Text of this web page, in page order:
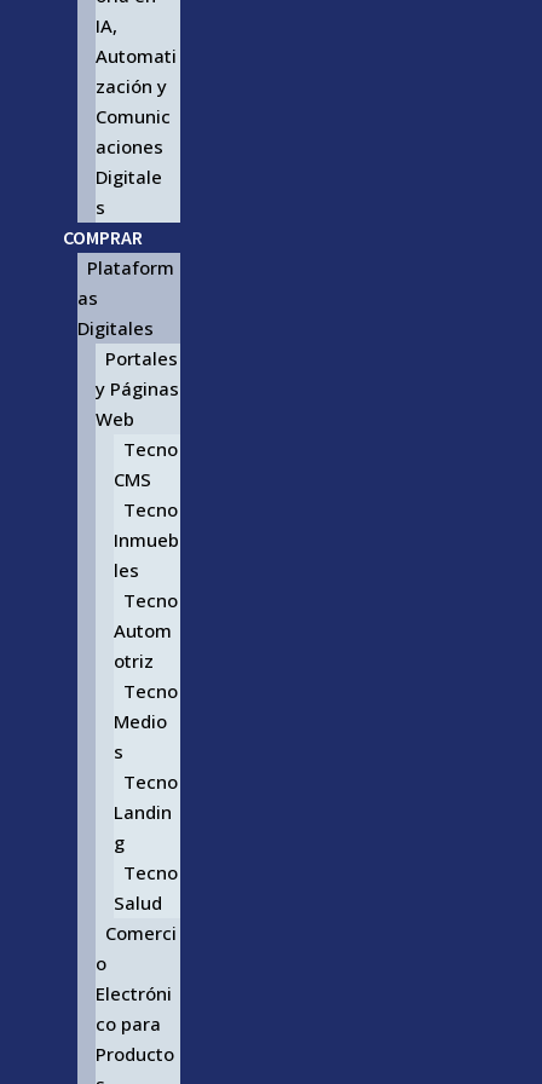
IA,
Automati
zación y
Comunic
aciones
Digitale
s
COMPRAR
Plataform
as
Digitales
Portales
y Páginas
Web
Tecno
CMS
Tecno
Inmueb
les
Tecno
Autom
otriz
Tecno
Medio
s
Tecno
Landin
g
Tecno
Salud
Comerci
o
Electróni
co para
Producto